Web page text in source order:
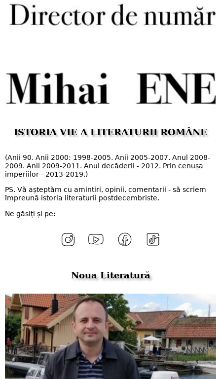
ISTORIA VIE A LITERATURII ROMÂNE
(Anii 90. Anii 2000: 1998-2005. Anii 2005-2007. Anul 2008-
2009. Anii 2009-2011. Anul decăderii - 2012. Prin cenușa
imperiilor - 2013-2019.)
PS. Vă așteptăm cu amintiri, opinii, comentarii - să scriem
împreună istoria literaturii postdecembriste.
Ne găsiți și pe:
Noua Literatură